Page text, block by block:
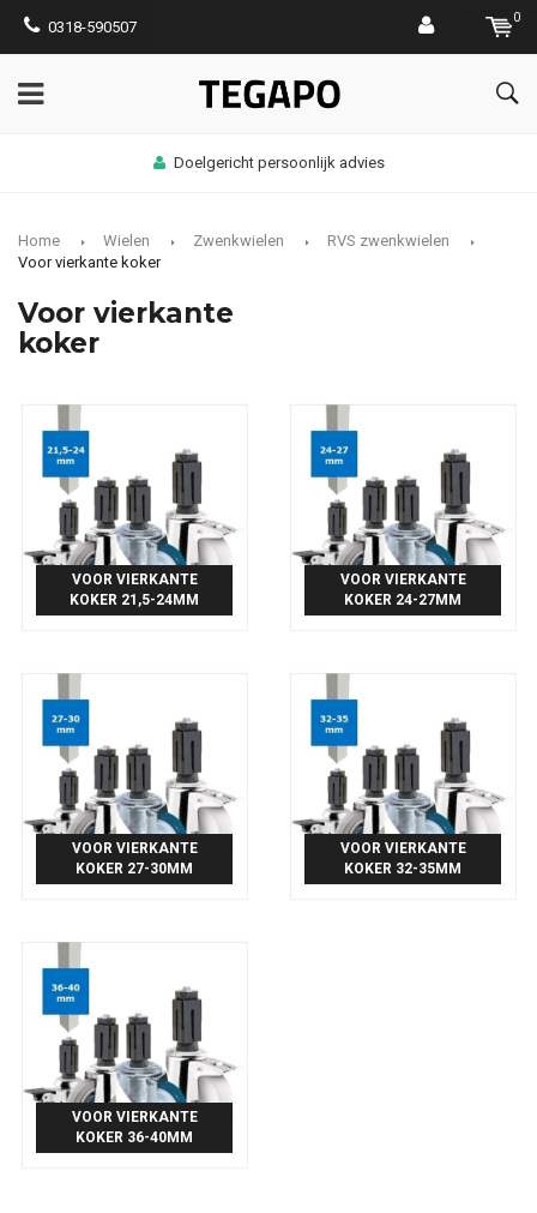
0318-590507
0
Doelgericht persoonlijk advies
Home Wielen Zwenkwielen
RVS zwenkwielen
Voor vierkante koker
Voor vierkante
koker
VOOR VIERKANTE
KOKER 21,5-24MM
VOOR VIERKANTE
KOKER 24-27MM
VOOR VIERKANTE
KOKER 27-30MM
VOOR VIERKANTE
KOKER 32-35MM
VOOR VIERKANTE
KOKER 36-40MM